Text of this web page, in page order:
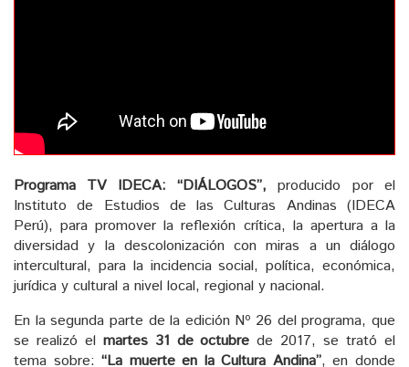
Programa TV IDECA: “DIÁLOGOS”,producido por el
Instituto de Estudios de las Culturas Andinas (IDECA
Perú), para promover la reflexión crítica, la apertura a la
diversidad y la descolonización con miras a un diálogo
intercultural, para la incidencia social, política, económica,
jurídica y cultural a nivel local, regional y nacional.
En la segunda parte de la edición Nº 26 del programa, que
se realizó el martes 31 de octubrede 2017, se trató el
tema sobre:“La muerte en la Cultura Andina”, en donde